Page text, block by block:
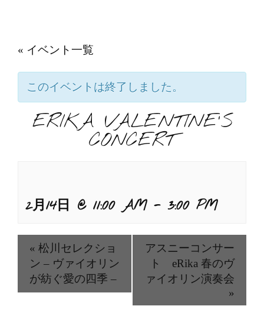
« イベント一覧
このイベントは終了しました。
ERIKA VALENTINE’S
CONCERT
2月14日 @ 11:00 AM- 3:00 PM
« 松川セレクショ
ン – ヴァイオリン
が紡ぐ愛の四季 –
アスニーコンサー
ト eRika 春のヴ
ァイオリン演奏会
»